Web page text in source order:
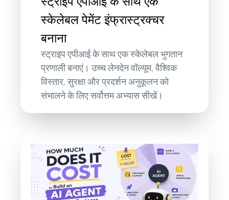
स्केलेबल पेमेंट इंफ्रास्ट्रक्चर
बनाना
स्ट्राइप एपीआई के साथ एक स्केलेबल भुगतान
प्रणाली बनाएं। उच्च लेनदेन वॉल्यूम, वैश्विक
विस्तार, सुरक्षा और प्रदर्शन अनुकूलन को
संभालने के लिए सर्वोत्तम अभ्यास सीखें।